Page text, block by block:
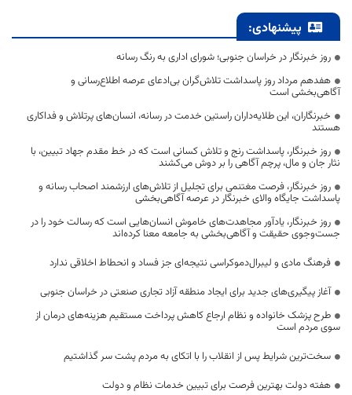
پیشنهادی:
روز خبرنگار در خراسان جنوبی؛ شورای اداری به رنگ رسانه
هفدهم مرداد روز پاسداشت تلاش‌گران بی‌ادعای عرصه اطلاع‌رسانی و
آگاهی‌بخشی است
خبرنگاران، این طلایه‌داران راستین خدمت در رسانه، انسان‌های پرتلاش و فداکاری
هستند
روز خبرنگار، پاسداشت رنج و تلاش کسانی است که در خط مقدم جهاد تبیین، با
نثار جان و مال، پرچم آگاهی را بر دوش می‌کشند
روز خبرنگار، فرصت مغتنمی برای تجلیل از تلاش‌های ارزشمند اصحاب رسانه و
پاسداشت جایگاه والای خبرنگار در عرصه آگاهی‌بخشی
روز خبرنگار، یادآور مجاهدت‌های خاموش انسان‌هایی است که رسالت خود را در
جست‌وجوی حقیقت و آگاهی‌بخشی به جامعه معنا کرده‌اند
فرهنگ مادی و لیبرال‌دموکراسی نتیجه‌ای جز فساد و انحطاط اخلاقی ندارد
آغاز پیگیری‌های جدید برای ایجاد منطقه آزاد تجاری صنعتی در خراسان جنوبی
طرح پزشک خانواده و نظام ارجاع کاهش پرداخت مستقیم هزینه‌های درمان از
سوی مردم است
سخت‌ترین شرایط پس از انقلاب را با اتکای به مردم پشت سر گذاشتیم
هفته دولت بهترین فرصت برای تبیین خدمات نظام و دولت